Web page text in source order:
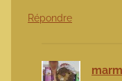
Répondre